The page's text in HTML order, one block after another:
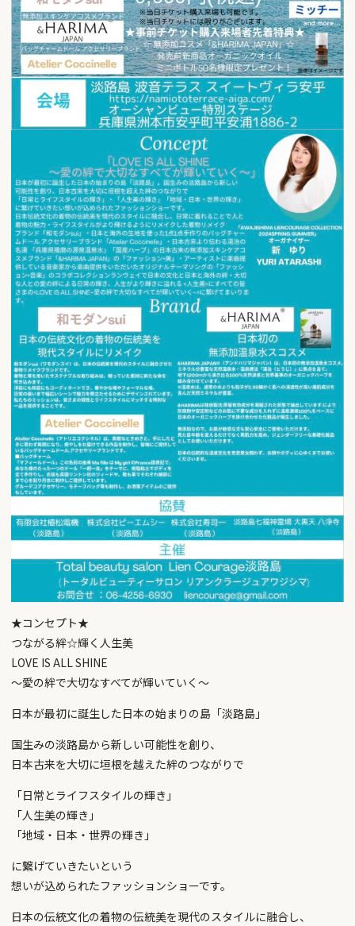
★コンセプト★
つながる絆☆輝く人生美
LOVE IS ALL SHINE
〜愛の絆で大切なすべてが輝いていく〜
日本が最初に誕生した日本の始まりの島「淡路島」
国生みの淡路島から新しい可能性を創り、
日本古来を大切に垣根を越えた絆のつながりで
「日常とライフスタイルの輝き」
「人生美の輝き」
「地域・日本・世界の輝き」
に繋げていきたいという
想いが込められたファッションショーです。
日本の伝統文化の着物の伝統美を現代のスタイルに融合し、